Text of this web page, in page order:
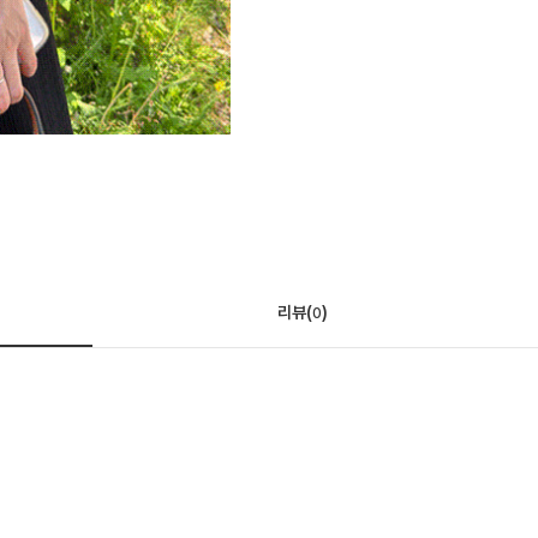
리뷰(0)